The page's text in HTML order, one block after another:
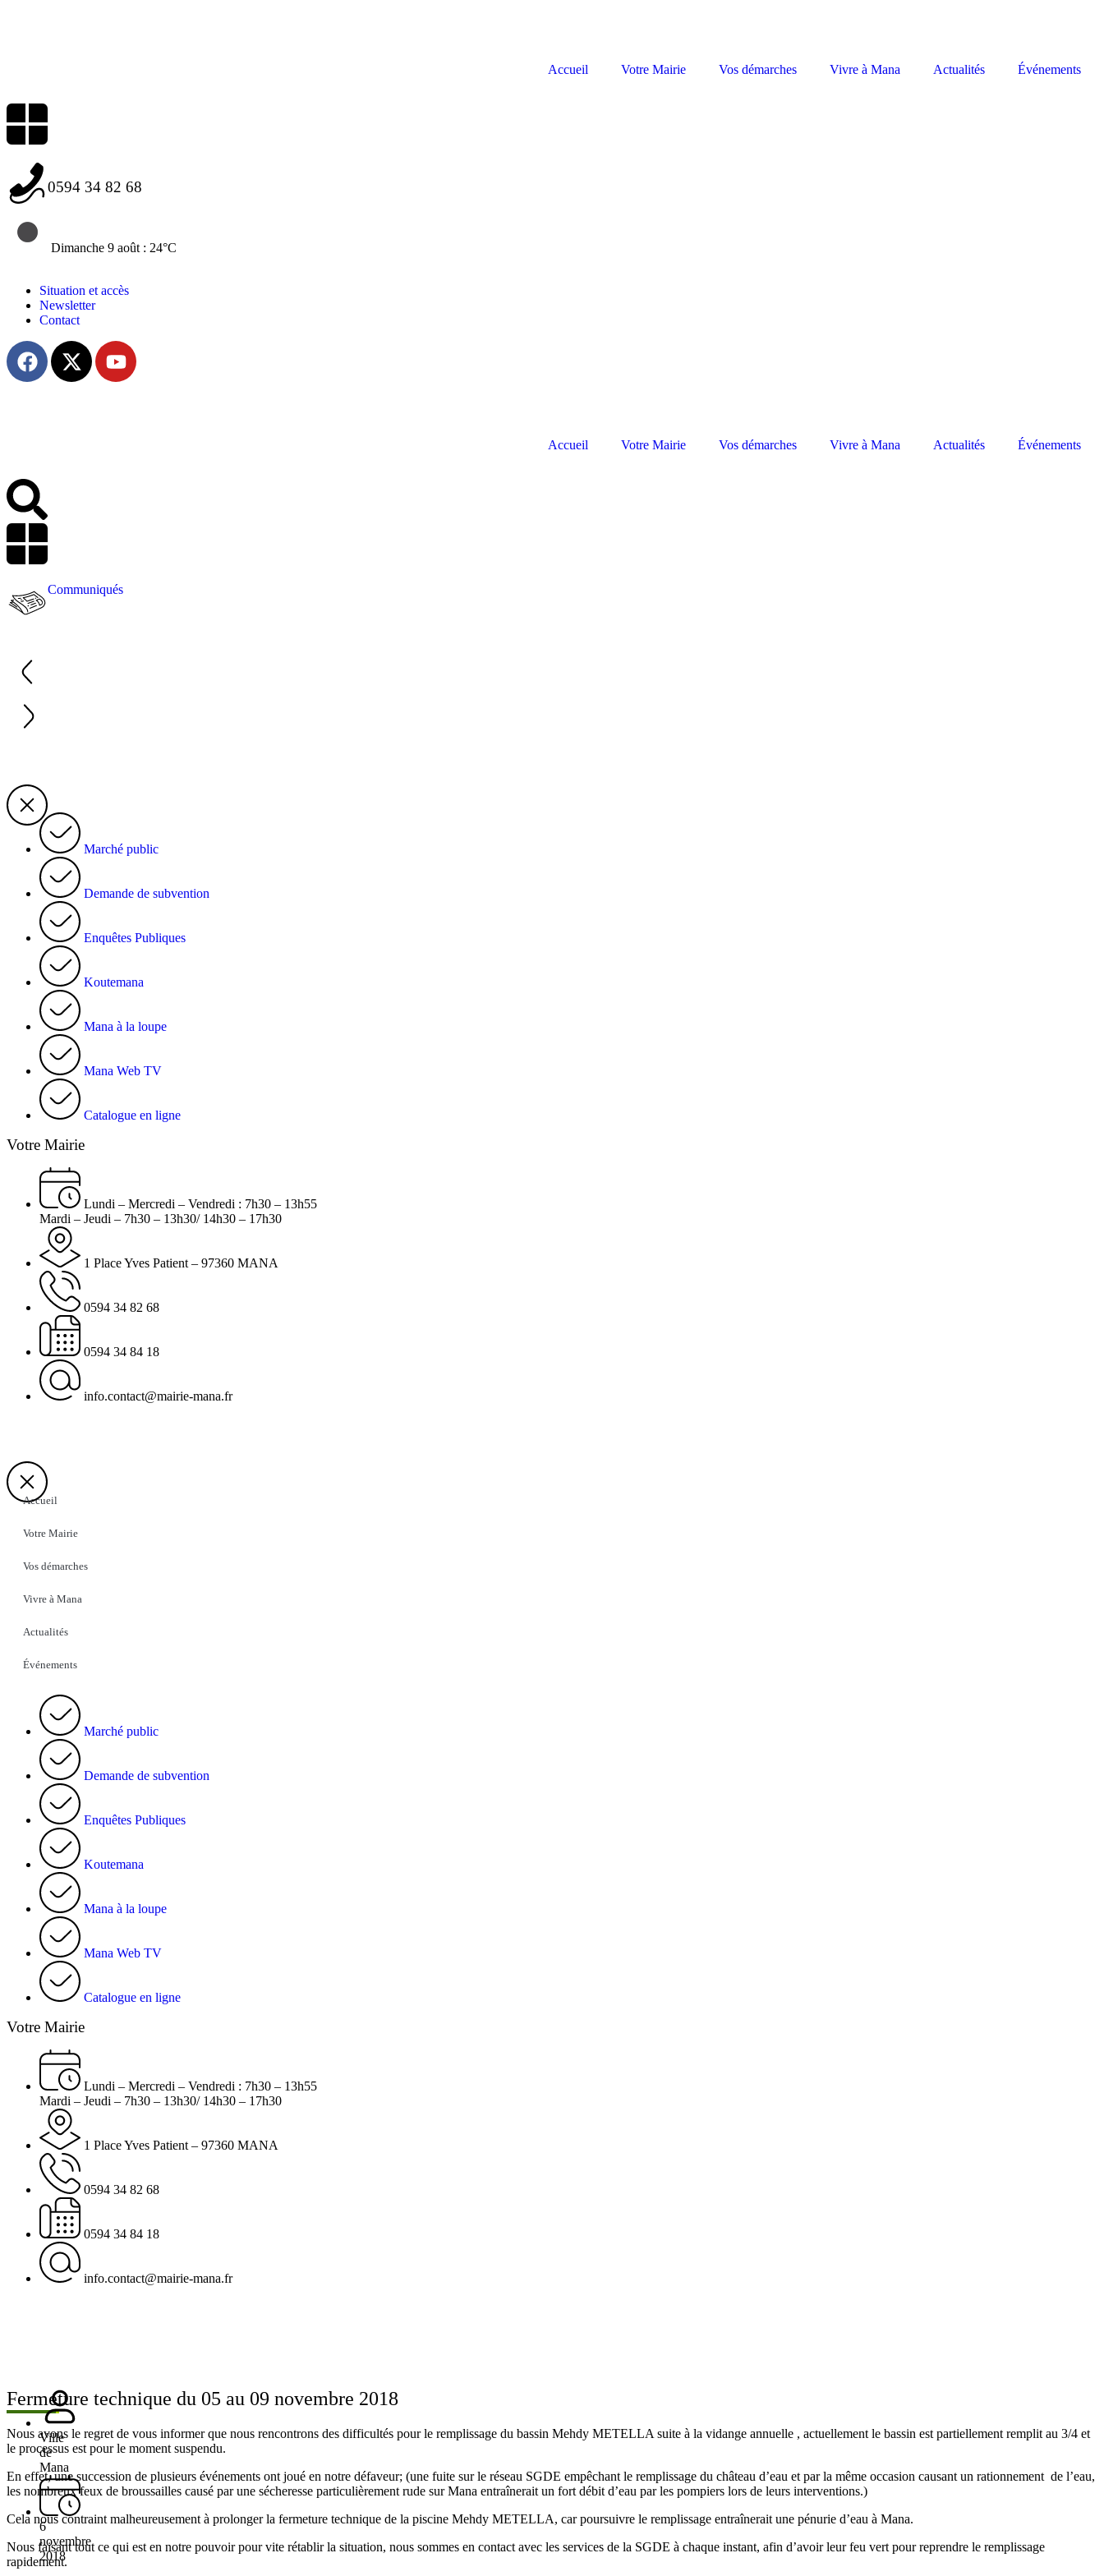
Accueil Votre Mairie Vos démarches Vivre à Mana Actualités Événements
0594 34 82 68
Dimanche 9 août : 24°C
Situation et accès
Newsletter
Contact
Accueil Votre Mairie Vos démarches Vivre à Mana Actualités Événements
Communiqués
Marché public
Demande de subvention
Enquêtes Publiques
Koutemana
Mana à la loupe
Mana Web TV
Catalogue en ligne
Votre Mairie
Lundi – Mercredi – Vendredi : 7h30 – 13h55
Mardi – Jeudi – 7h30 – 13h30/ 14h30 – 17h30
1 Place Yves Patient – 97360 MANA
0594 34 82 68
0594 34 84 18
info.contact@mairie-mana.fr
Accueil
Votre Mairie
Vos démarches
Vivre à Mana
Actualités
Événements
Marché public
Demande de subvention
Enquêtes Publiques
Koutemana
Mana à la loupe
Mana Web TV
Catalogue en ligne
Votre Mairie
Lundi – Mercredi – Vendredi : 7h30 – 13h55
Mardi – Jeudi – 7h30 – 13h30/ 14h30 – 17h30
1 Place Yves Patient – 97360 MANA
0594 34 82 68
0594 34 84 18
info.contact@mairie-mana.fr
Ville
de
Mana
6
novembre
2018
Fermeture technique du 05 au 09 novembre 2018
Nous avons le regret de vous informer que nous rencontrons des difficultés pour le remplissage du bassin Mehdy METELLA suite à la vidange annuelle , actuellement le bassin est partiellement remplit au 3/4 et
le processus est pour le moment suspendu.
En effet, une succession de plusieurs événements ont joué en notre défaveur; (une fuite sur le réseau SGDE empêchant le remplissage du château d’eau et par la même occasion causant un rationnement de l’eau,
les nombreux feux de broussailles causé par une sécheresse particulièrement rude sur Mana entraînerait un fort débit d’eau par les pompiers lors de leurs interventions.)
Cela nous contraint malheureusement à prolonger la fermeture technique de la piscine Mehdy METELLA, car poursuivre le remplissage entraînerait une pénurie d’eau à Mana.
Nous faisant tout ce qui est en notre pouvoir pour vite rétablir la situation, nous sommes en contact avec les services de la SGDE à chaque instant, afin d’avoir leur feu vert pour reprendre le remplissage
rapidement.